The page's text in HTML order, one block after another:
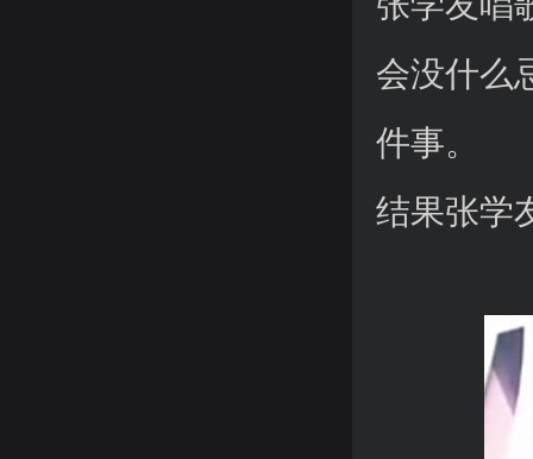
会没什么
件事。
结果张学